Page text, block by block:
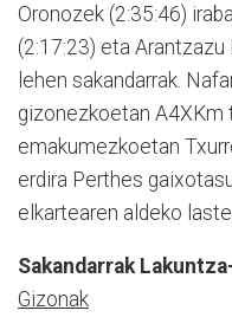
Oronozek (2:35:46)
(2:17:23) eta Arantzazu
lehen sakandarrak.
gizonezkoetan A4XKm
emakumezkoetan
erdira Perthes
elkartearen aldeko
Sakandarrak
Gizonak